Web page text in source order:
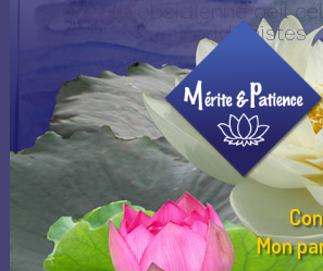
Pendentif obsidienne oeil
bouddhistes
Mon